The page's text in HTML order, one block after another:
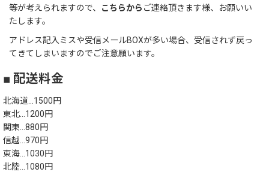
等が考えられますので、
こちらから ご連絡頂きます様、お願いい
たします。
アドレス記入ミスや受信メールBOXが多い場合、受信されず戻っ
てきてしまいますのでご注意願います。
■ 配送料金
北海道…1500円
東北…1200円
関東…880円
信越…970円
東海…1030円
北陸…1080円